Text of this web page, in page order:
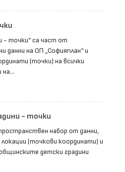
- точки“ са част от
данни на ОП „Софияплан“ и
(точки) на всички
- точки
набор от данни,
(точкови координати) и
детски градини